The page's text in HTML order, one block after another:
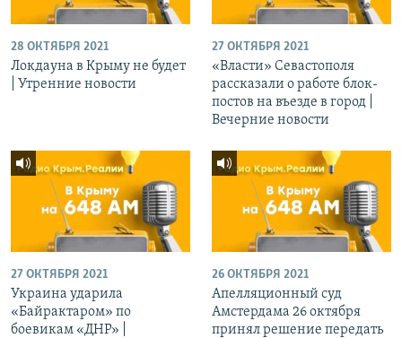
28 ОКТЯБРЯ 2021
Локдауна в Крыму не будет
| Утренние новости
27 ОКТЯБРЯ 2021
«Власти» Севастополя
рассказали о работе блок-
постов на въезде в город |
Вечерние новости
27 ОКТЯБРЯ 2021
Украина ударила
«Байрактаром» по
боевикам «ДНР» |
26 ОКТЯБРЯ 2021
Апелляционный суд
Амстердама 26 октября
принял решение передать